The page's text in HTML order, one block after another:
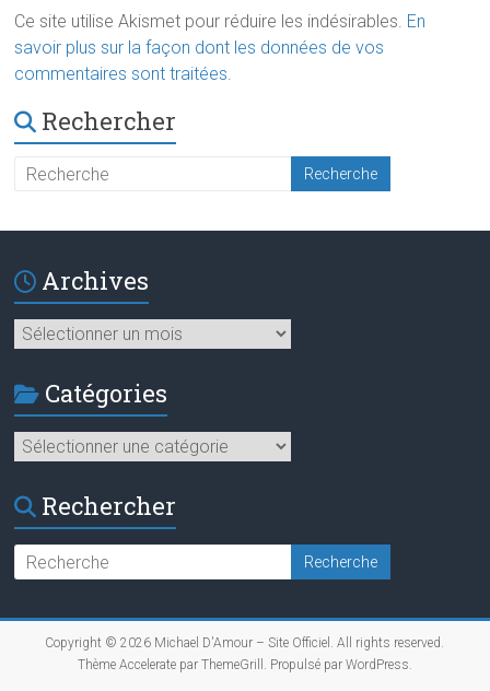
Ce site utilise Akismet pour réduire les indésirables. En
savoir plus sur la façon dont les données de vos
commentaires sont traitées.
Rechercher
Archives
Archives
Catégories
Catégories
Rechercher
Copyright © 2026 Michael D'Amour – Site Officiel . All rights reserved.
Thème Acceleratepar ThemeGrill. Propulsé par WordPress.